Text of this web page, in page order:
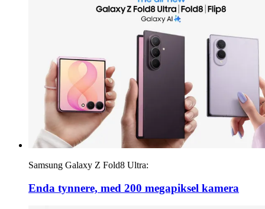
Samsung Galaxy Z Fold8 Ultra:
Enda tynnere, med 200 megapiksel kamera